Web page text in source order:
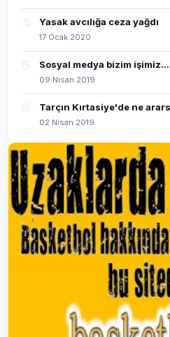
Yasak avcılığa ceza yağdı
17 Ocak 2020
Sosyal medya bizim işimiz...
09 Nisan 2019
Tarçın Kırtasiye'de ne
02 Nisan 2019